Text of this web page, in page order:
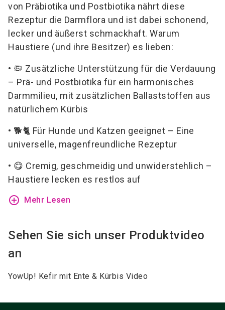
von Präbiotika und Postbiotika nährt diese
Rezeptur die Darmflora und ist dabei schonend,
lecker und äußerst schmackhaft. Warum
Haustiere (und ihre Besitzer) es lieben:
• 🦠 Zusätzliche Unterstützung für die Verdauung
– Prä- und Postbiotika für ein harmonisches
Darmmilieu, mit zusätzlichen Ballaststoffen aus
natürlichem Kürbis
• 🐕🐈 Für Hunde und Katzen geeignet – Eine
universelle, magenfreundliche Rezeptur
• 😋 Cremig, geschmeidig und unwiderstehlich –
Haustiere lecken es restlos auf
add_circle_outline Mehr Lesen
Sehen Sie sich unser Produktvideo
an
YowUp! Kefir mit Ente & Kürbis Video